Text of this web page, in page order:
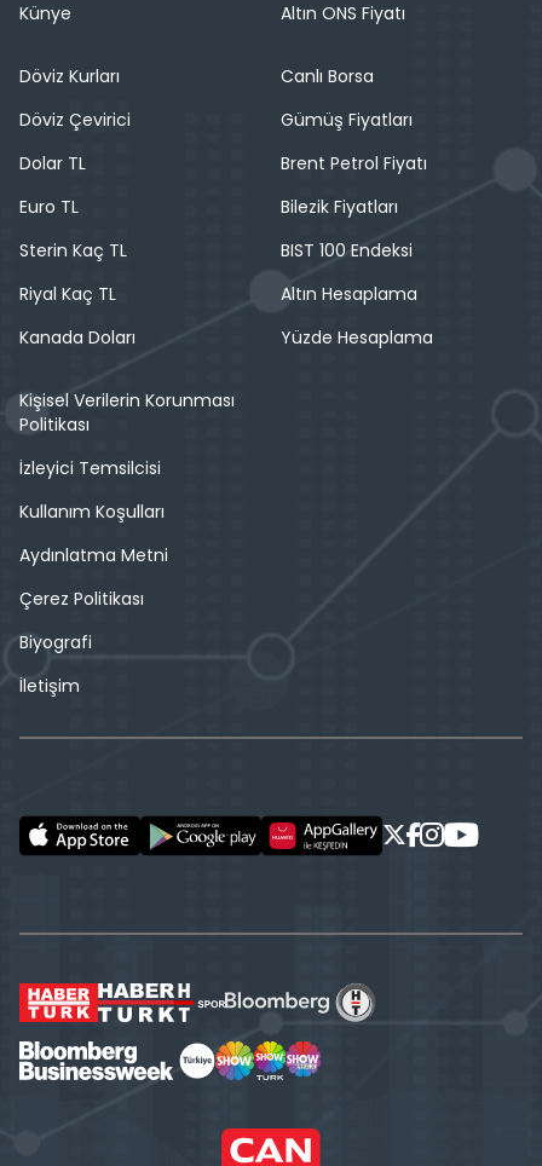
Künye
Altın ONS Fiyatı
Döviz Kurları
Döviz Çevirici
Dolar TL
Euro TL
Sterin Kaç TL
Riyal Kaç TL
Kanada Doları
Canlı Borsa
Gümüş Fiyatları
Brent Petrol Fiyatı
Bilezik Fiyatları
BIST 100 Endeksi
Altın Hesaplama
Yüzde Hesaplama
Kişisel Verilerin Korunması
Politikası
İzleyici Temsilcisi
Kullanım Koşulları
Aydınlatma Metni
Çerez Politikası
Biyografi
İletişim